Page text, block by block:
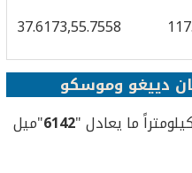
37.6173,55.7558
دييغو وموسكو
ما يعادل "6142"ميل